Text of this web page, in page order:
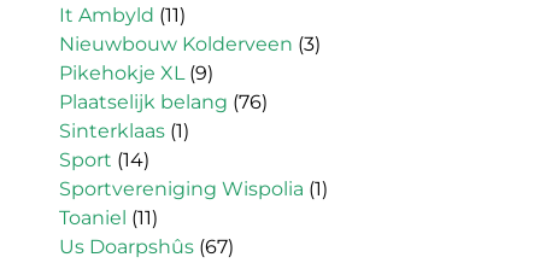
It Ambyld (11)
Nieuwbouw Kolderveen (3)
Pikehokje XL(9)
Plaatselijk belang (76)
Sinterklaas (1)
Sport (14)
Sportvereniging Wispolia (1)
Toaniel (11)
Us Doarpshûs (67)